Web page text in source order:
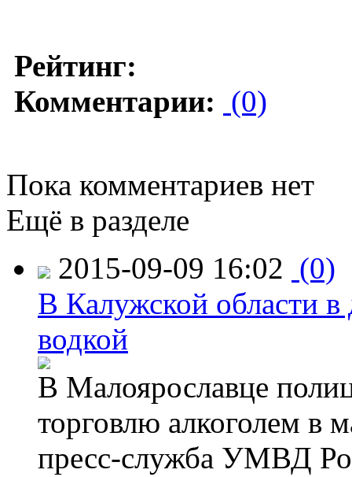
Рейтинг:
Комментарии: (0)
Пока комментариев нет
Ещё в разделе
2015-09-09 16:02 (0)
В Калужской области в
водкой
В Малоярославце
торговлю алкоголем в
пресс-служба УМВД